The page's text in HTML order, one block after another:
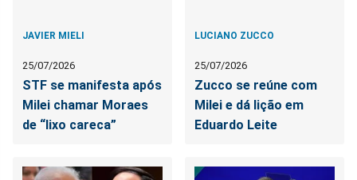
JAVIER MIELI
25/07/2026
STF se manifesta após
Milei chamar Moraes
de “lixo careca”
LUCIANO ZUCCO
25/07/2026
Zucco se reúne com
Milei e dá lição em
Eduardo Leite